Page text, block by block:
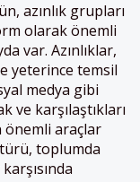
azınlık grupları
olarak önemli
var. Azınlıklar,
yeterince temsil
medya gibi
ve karşılaştıkları
araçlar
toplumda